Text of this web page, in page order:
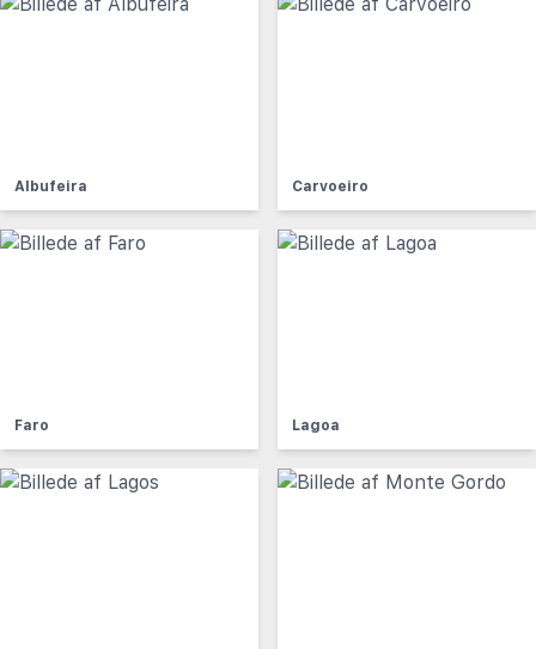
Albufeira Carvoeiro
Faro Lagoa